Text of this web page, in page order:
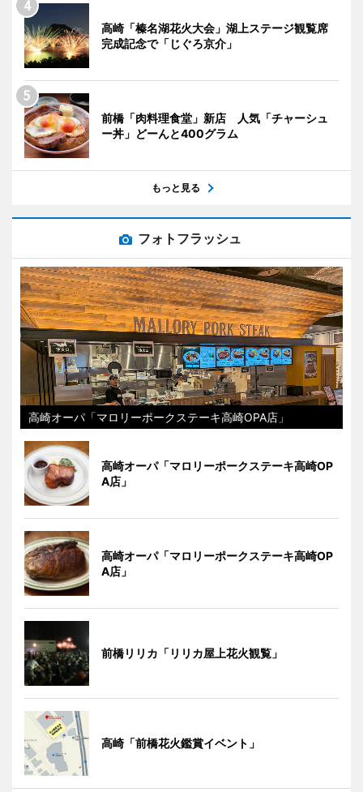
高崎「榛名湖花火大会」湖上ステージ観覧席
完成記念で「じぐろ京介」
前橋「肉料理食堂」新店 人気「チャーシュ
ー丼」どーんと400グラム
もっと見る
フォトフラッシュ
高崎オーパ「マロリーポークステーキ高崎OPA店」
高崎オーパ「マロリーポークステーキ高崎OP
A店」
高崎オーパ「マロリーポークステーキ高崎OP
A店」
前橋リリカ「リリカ屋上花火観覧」
高崎「前橋花火鑑賞イベント」